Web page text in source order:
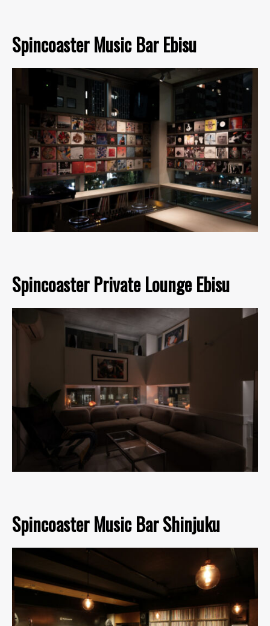
Spincoaster Music Bar Ebisu
Spincoaster Private Lounge Ebisu
Spincoaster Music Bar Shinjuku